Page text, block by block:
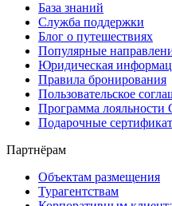
База знаний
Служба поддержки
Блог о путешествиях
Популярные
Юридическая
Правила бронирования
Пользовательское
Программа лояльности
Подарочные
Партнёрам
Объектам размещения
Турагентствам